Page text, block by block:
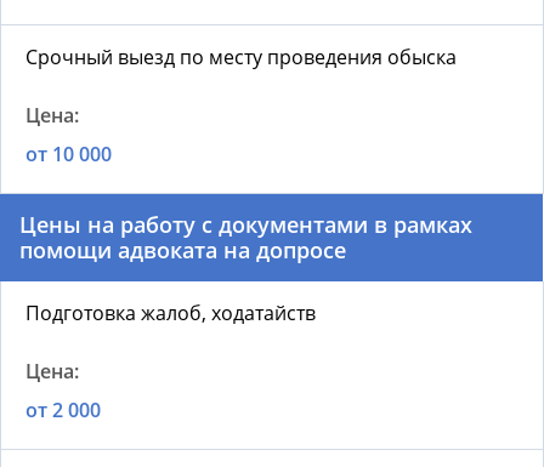
Срочный выезд по месту проведения обыска
от 10 000
Цены на работу с документами в рамках
помощи адвоката на допросе
Подготовка жалоб, ходатайств
от 2 000